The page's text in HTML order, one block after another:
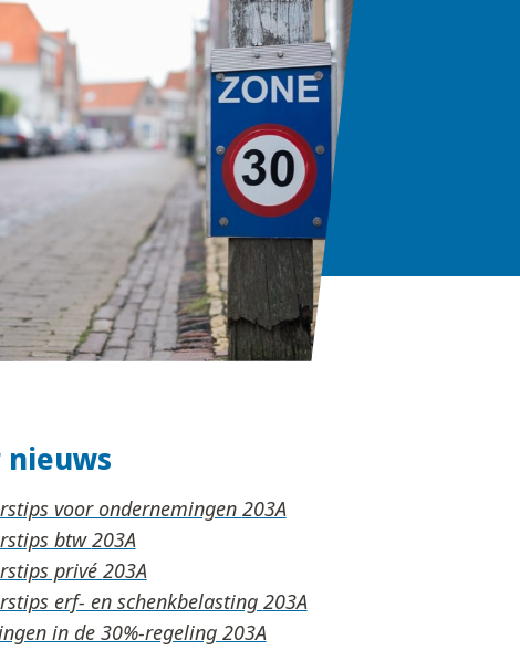
nieuws
voor ondernemingen
btw
privé
erf- en schenkbelasting
in de 30%-regeling